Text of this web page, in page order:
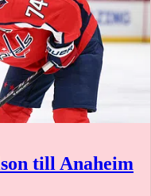
till Anaheim